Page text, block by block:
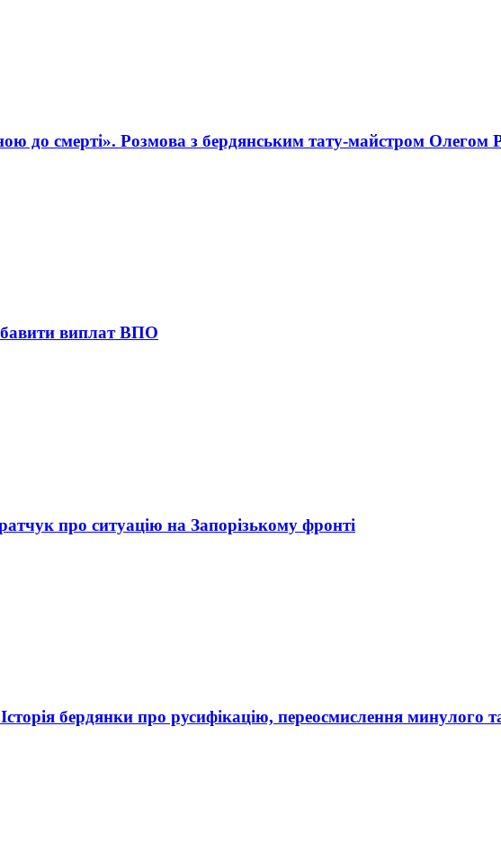
до смерті». Розмова з бердянським тату-майстром Олегом
виплат ВПО
про ситуацію на Запорізькому фронті
бердянки про русифікацію, переосмислення минулого